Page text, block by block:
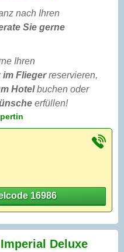
nach Ihren
Sie gerne
Ihren
im Fliegerreservieren,
Hotelbuchen oder
erfüllen!
16986
Deluxe